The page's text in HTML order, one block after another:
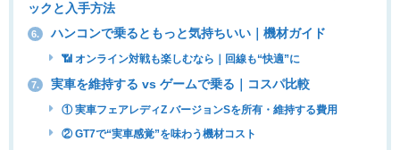
ックと入手方法
6. ハンコンで乗るともっと気持ちいい｜機材ガイド
📶 オンライン対戦も楽しむなら｜回線も“快適”に
7. 実車を維持する vs ゲームで乗る｜コスパ比較
① 実車フェアレディZ バージョンSを所有・維持する費用
② GT7で“実車感覚”を味わう機材コスト